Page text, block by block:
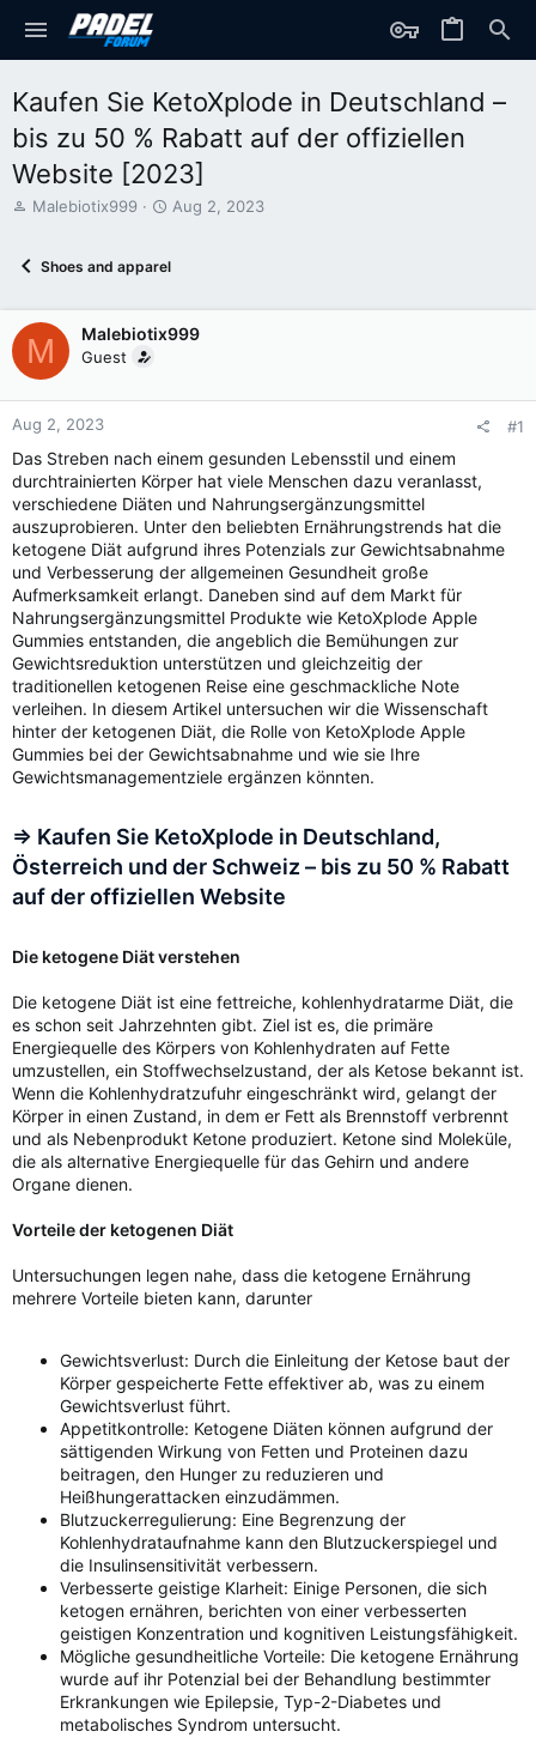
Kaufen Sie KetoXplode in Deutschland –
bis zu 50 % Rabatt auf der offiziellen
Website [2023]
T
d
t
a
r
t
r
Malebiotix999
S
d
a
Aug 2, 2023
Shoes and apparel
M Malebiotix999
Guest
Aug 2, 2023 #1
Das Streben nach einem gesunden Lebensstil und einem
durchtrainierten Körper hat viele Menschen dazu veranlasst,
verschiedene Diäten und Nahrungsergänzungsmittel
auszuprobieren. Unter den beliebten Ernährungstrends hat die
ketogene Diät aufgrund ihres Potenzials zur Gewichtsabnahme
und Verbesserung der allgemeinen Gesundheit große
Aufmerksamkeit erlangt. Daneben sind auf dem Markt für
Nahrungsergänzungsmittel Produkte wie KetoXplode Apple
Gummies entstanden, die angeblich die Bemühungen zur
Gewichtsreduktion unterstützen und gleichzeitig der
traditionellen ketogenen Reise eine geschmackliche Note
verleihen. In diesem Artikel untersuchen wir die Wissenschaft
hinter der ketogenen Diät, die Rolle von KetoXplode Apple
Gummies bei der Gewichtsabnahme und wie sie Ihre
Gewichtsmanagementziele ergänzen könnten.
=> Kaufen Sie KetoXplode in Deutschland,
Österreich und der Schweiz – bis zu 50 % Rabatt
auf der offiziellen Website
Die ketogene Diät verstehen
Die ketogene Diät ist eine fettreiche, kohlenhydratarme Diät, die
es schon seit Jahrzehnten gibt. Ziel ist es, die primäre
Energiequelle des Körpers von Kohlenhydraten auf Fette
umzustellen, ein Stoffwechselzustand, der als Ketose bekannt ist.
Wenn die Kohlenhydratzufuhr eingeschränkt wird, gelangt der
Körper in einen Zustand, in dem er Fett als Brennstoff verbrennt
und als Nebenprodukt Ketone produziert. Ketone sind Moleküle,
die als alternative Energiequelle für das Gehirn und andere
Organe dienen.
Vorteile der ketogenen Diät
Untersuchungen legen nahe, dass die ketogene Ernährung
mehrere Vorteile bieten kann, darunter
Gewichtsverlust: Durch die Einleitung der Ketose baut der
Körper gespeicherte Fette effektiver ab, was zu einem
Gewichtsverlust führt.
Appetitkontrolle: Ketogene Diäten können aufgrund der
sättigenden Wirkung von Fetten und Proteinen dazu
beitragen, den Hunger zu reduzieren und
Heißhungerattacken einzudämmen.
Blutzuckerregulierung: Eine Begrenzung der
Kohlenhydrataufnahme kann den Blutzuckerspiegel und
die Insulinsensitivität verbessern.
Verbesserte geistige Klarheit: Einige Personen, die sich
ketogen ernähren, berichten von einer verbesserten
geistigen Konzentration und kognitiven Leistungsfähigkeit.
Mögliche gesundheitliche Vorteile: Die ketogene Ernährung
wurde auf ihr Potenzial bei der Behandlung bestimmter
Erkrankungen wie Epilepsie, Typ-2-Diabetes und
metabolisches Syndrom untersucht.